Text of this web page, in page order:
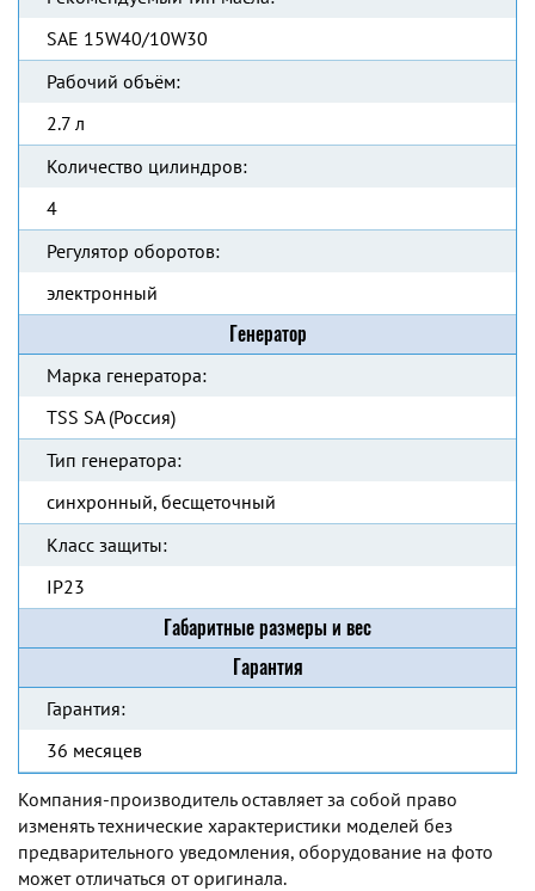
SAE 15W40/10W30
Рабочий объём:
2.7 л
Количество цилиндров:
4
Регулятор оборотов:
электронный
Генератор
Марка генератора:
TSS SA (Россия)
Тип генератора:
синхронный, бесщеточный
Класс защиты:
IP23
Габаритные размеры и вес
Гарантия
Гарантия:
36 месяцев
Компания-производитель оставляет за собой право
изменять технические характеристики моделей без
предварительного уведомления, оборудование на фото
может отличаться от оригинала.